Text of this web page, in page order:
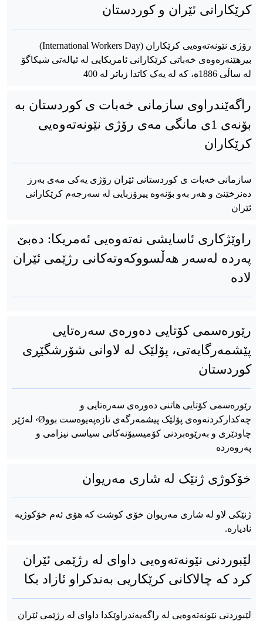
کرێکارانی ئێران و کوردستان
رۆژی نێونەتەوەیی کرێکاران (International Workers Day)
بیرهێنەرەوەی خەباتی کرێکارانی ئامریکایی لە ئیالەتی شیکاگۆ
لە ساڵی 1886ه، کە لە یەک کاتدا زیاتر لە 400
راگەێندراوی سازمانی خەبات ی کوردستان بە
بۆنەی 1ی مانگی مەی رۆژی نێونەتەوەیی
کرێکاران
سازمانی خەبات ی کوردستانی ئێران رۆژی یەکی مەی بەرز
دەنرخێنێ‌ و هەر بەو بۆنەوە پیرۆزبایی لە سەرجەم کرێکارانی
ئێران
راوێژکاری ئاسایشی نەتەوەیی ئەمریکا: دەبێ
پەردە لەسەر هەڵسووکەوتەکانی رژێمی ئێران
لادە
رێورەسمی کۆتایی دەورەی سەرەتایی
پێشمەرگایەتی، پۆلێک لە لاوانی شۆرشگێڕی
کوردستان
رێورەسمی کۆتایی هاتنی دەورەی سەرەتایی و
چەکدارکردنەوەی پۆلێک پیشمەرگەی تازەپەیوەست بووØ› لەژێر
چاودێری و بەرێوەبردنی کۆمیسیۆنەکانی سیاسی نیزامی و
پەروەردە
خۆکوژی ژنێک لە شاری مەریوان
ژنێکی لاو لە شاری مەریوان خۆی کوشت کە هۆی ئەم خۆکوژیە
نادیارە.
لێبوردنی نێونەتەوەیی داوای لە رژێمی ئێران
کرد کە چالاکانی کرێکاریی بەندکراو ئازاد بکا
لێبوردنی نێونەتەوەیی لە راگەیەندراوێکدا داوای لە رژێمی ئێران